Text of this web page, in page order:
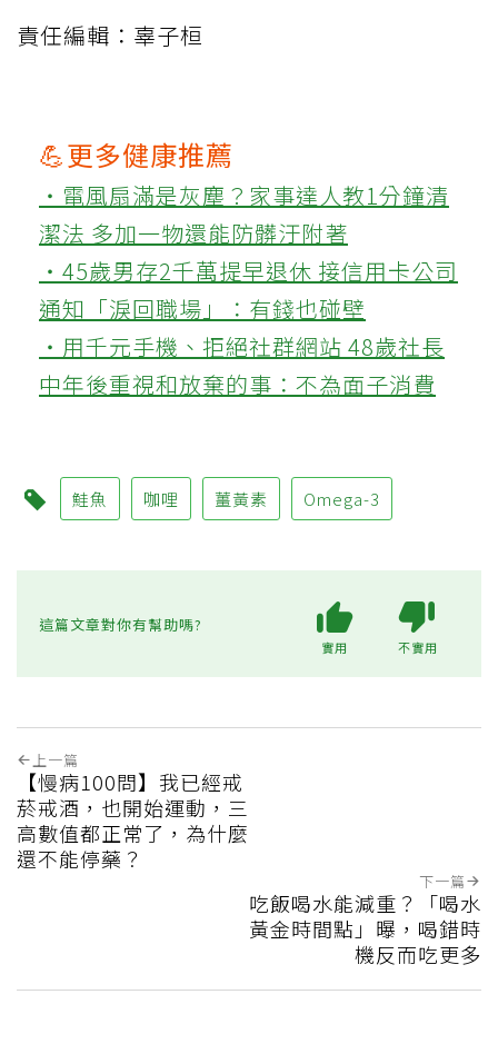
責任編輯：辜子桓
💪更多健康推薦
‧電風扇滿是灰塵？家事達人教1分鐘清
潔法 多加一物還能防髒汙附著
‧45歲男存2千萬提早退休 接信用卡公司
通知「淚回職場」：有錢也碰壁
‧用千元手機、拒絕社群網站 48歲社長
中年後重視和放棄的事：不為面子消費
鮭魚 咖哩 薑黃素 Omega-3
這篇文章對你有幫助嗎?
實用 不實用
上一篇
【慢病100問】我已經戒
菸戒酒，也開始運動，三
高數值都正常了，為什麼
還不能停藥？
下一篇
吃飯喝水能減重？「喝水
黃金時間點」曝，喝錯時
機反而吃更多